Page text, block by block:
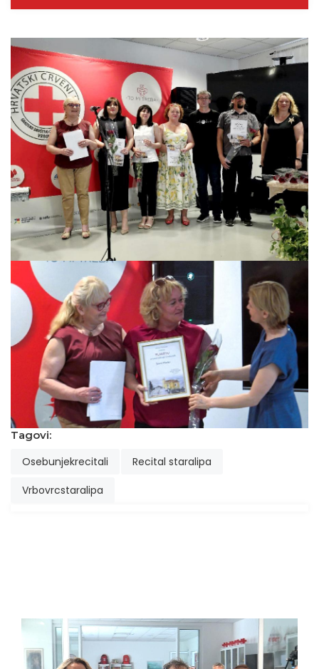
Tagovi:
Osebunjekrecitali
Recital staralipa
Vrbovrcstaralipa